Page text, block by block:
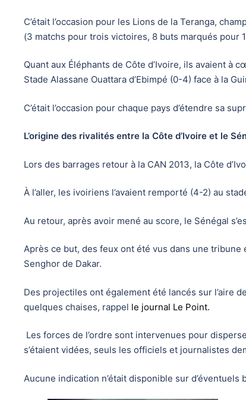
C’était l’occasion pour les Lions de la Teranga,
(3 matchs pour trois victoires, 8 buts marqués pour
Quant aux Éléphants de Côte d’Ivoire, ils avaient à
Stade Alassane Ouattara d’Ebimpé (0-4) face à la
C’était l’occasion pour chaque pays d’étendre sa
L’origine des rivalités entre la Côte d’Ivoire et le
Lors des barrages retour à la CAN 2013, la Côte
À l’aller, les ivoiriens l’avaient remporté (4-2) au
Au retour, après avoir mené au score, le Sénégal
Après ce but, des feux ont été vus dans une
Senghor de Dakar.
Des projectiles ont également été lancés sur l’aire
quelques chaises, rappel le journal Le Point.
Les forces de l’ordre sont intervenues pour
s’étaient vidées, seuls les officiels et journalistes
Aucune indication n’était disponible sur